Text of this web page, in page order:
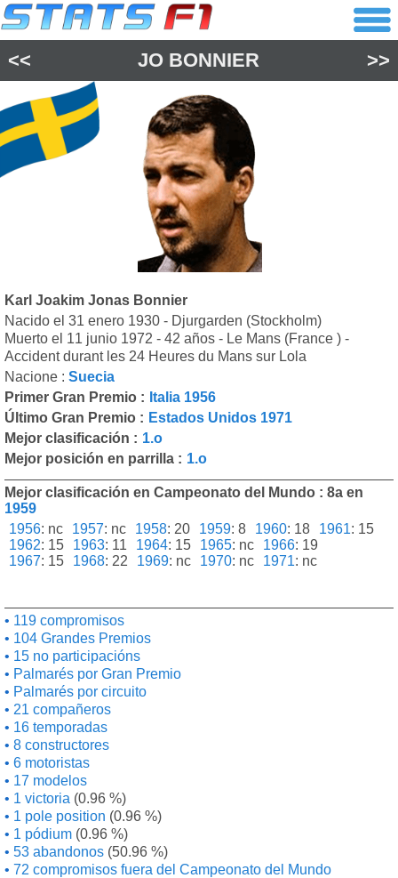
<< JO BONNIER >>
Karl Joakim Jonas Bonnier
Nacido el 31 enero 1930 - Djurgarden (Stockholm)
Muerto el 11 junio 1972 - 42 años - Le Mans (France ) -
Accident durant les 24 Heures du Mans sur Lola
Nacione : Suecia
Primer Gran Premio : Italia 1956
Último Gran Premio : Estados Unidos 1971
Mejor clasificación : 1.o
Mejor posición en parrilla : 1.o
Mejor clasificación en Campeonato del Mundo : 8a en
1959
1956: nc 1957: nc 1958: 20 1959: 8 1960: 18 1961: 15
1962: 15 1963: 11 1964: 15 1965: nc 1966: 19
1967: 15 1968: 22 1969: nc 1970: nc 1971: nc
119 compromisos
104 Grandes Premios
15 no participacións
Palmarés por Gran Premio
Palmarés por circuito
21 compañeros
16 temporadas
8 constructores
6 motoristas
17 modelos
1 victoria (0.96 %)
1 pole position (0.96 %)
1 pódium (0.96 %)
53 abandonos (50.96 %)
72 compromisos fuera del Campeonato del Mundo